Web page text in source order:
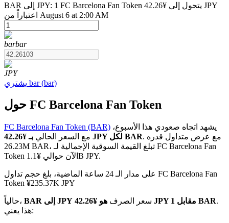
العقود الآجلة USDT
العقود الآجلة لـ COIN-M
العقود الآجلة للعملات المشفرة
TradFi
مشتقات الأسهم والعملات الأجنبية والمعادن الثمينة والسلع
BAR إلى JPY: 1 FC Barcelona Fan Token يتحول إلى ¥42.26 JPY
اعتباراً من August 6 at 2:00 AM
barbar
JPY
يشتري bar(bar)
حول FC Barcelona Fan Token
FC Barcelona Fan Token (BAR)
مع السعر الحالي
بـ ¥42.26 JPY لكل BAR. مع عرض متداول قدره
26.23M BAR، تبلغ القيمة السوقية الإجمالية لـ FC Barcelona Fan
Token الآن حوالي ¥1.1B JPY.
على مدار الـ 24 ساعة الماضية، بلغ حجم تداول FC Barcelona Fan
Token ¥235.37K JPY
حالياً، BAR إلى JPY سعر الصرف هو ¥42.26 JPY مقابل 1 BAR.
هذا يعني: